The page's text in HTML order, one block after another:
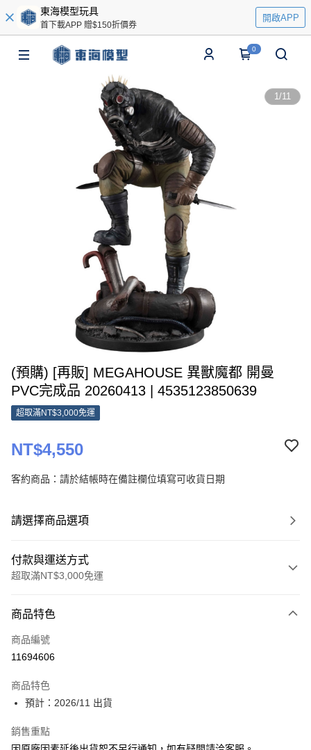
東海模型玩具
首下載APP 贈$150折價券
開啟APP
0
1/11
(預購) [再販] MEGAHOUSE 異獸魔都 開曼
PVC完成品 20260413 | 4535123850639
超取滿NT$3,000免運
NT$4,550
客約商品：請於結帳時在備註欄位填寫可收貨日期
請選擇商品選項
付款與運送方式
超取滿NT$3,000免運
信用卡一次付款
Apple Pay
運送方式
預購-付款後全家取貨(舊)
商品特色
商品編號
11694606
商品特色
預計：2026/11 出貨
銷售重點